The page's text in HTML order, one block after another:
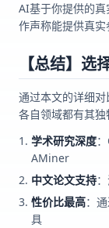
AI基于你提供的
作声称能提供真实
【总结】
通过本文的详细
各自领域都有其独
学术研究深度
AMiner
中文论文支持
性价比最高：
具